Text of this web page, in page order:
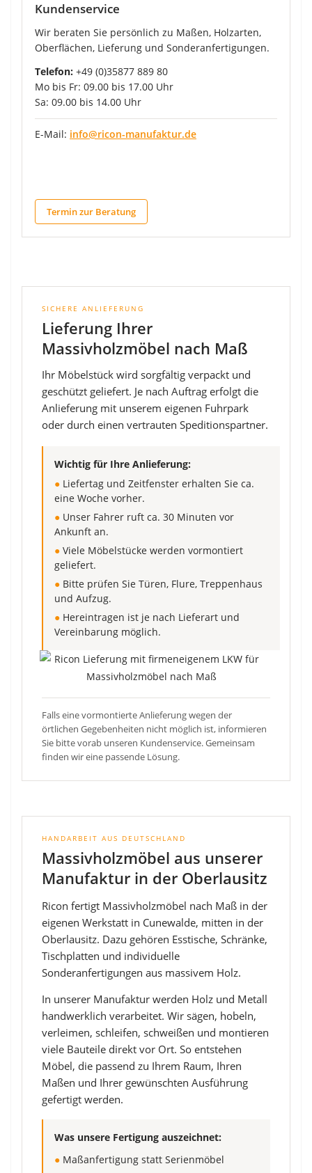
Kundenservice
Wir beraten Sie persönlich zu Maßen, Holzarten,
Oberflächen, Lieferung und Sonderanfertigungen.
Telefon: +49 (0)35877 889 80
Mo bis Fr: 09.00 bis 17.00 Uhr
Sa: 09.00 bis 14.00 Uhr
E-Mail: info@ricon-manufaktur.de
Termin zur Beratung
SICHERE ANLIEFERUNG
Lieferung Ihrer
Massivholzmöbel nach Maß
Ihr Möbelstück wird sorgfältig verpackt und
geschützt geliefert. Je nach Auftrag erfolgt die
Anlieferung mit unserem eigenen Fuhrpark
oder durch einen vertrauten Speditionspartner.
Wichtig für Ihre Anlieferung:
● Liefertag und Zeitfenster erhalten Sie ca.
eine Woche vorher.
● Unser Fahrer ruft ca. 30 Minuten vor
Ankunft an.
● Viele Möbelstücke werden vormontiert
geliefert.
● Bitte prüfen Sie Türen, Flure, Treppenhaus
und Aufzug.
● Hereintragen ist je nach Lieferart und
Vereinbarung möglich.
Falls eine vormontierte Anlieferung wegen der
örtlichen Gegebenheiten nicht möglich ist, informieren
Sie bitte vorab unseren Kundenservice. Gemeinsam
finden wir eine passende Lösung.
HANDARBEIT AUS DEUTSCHLAND
Massivholzmöbel aus unserer
Manufaktur in der Oberlausitz
Ricon fertigt Massivholzmöbel nach Maß in der
eigenen Werkstatt in Cunewalde, mitten in der
Oberlausitz. Dazu gehören Esstische, Schränke,
Tischplatten und individuelle
Sonderanfertigungen aus massivem Holz.
In unserer Manufaktur werden Holz und Metall
handwerklich verarbeitet. Wir sägen, hobeln,
verleimen, schleifen, schweißen und montieren
viele Bauteile direkt vor Ort. So entstehen
Möbel, die passend zu Ihrem Raum, Ihren
Maßen und Ihrer gewünschten Ausführung
gefertigt werden.
Was unsere Fertigung auszeichnet:
● Maßanfertigung statt Serienmöbel